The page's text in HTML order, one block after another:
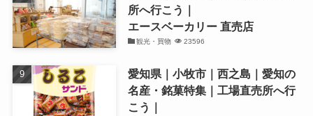
所へ行こう｜
エースベーカリー 直売店
観光・買物 23596
愛知県｜小牧市｜西之島｜愛知の
名産・銘菓特集｜工場直売所へ行
こう｜